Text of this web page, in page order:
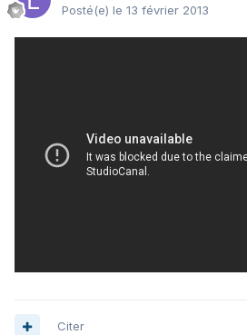
Posté(e) le 13 février 2013
Citer